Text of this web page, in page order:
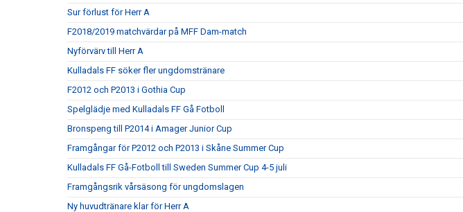
Sur förlust för Herr A
F2018/2019 matchvärdar på MFF Dam-match
Nyförvärv till Herr A
Kulladals FF söker fler ungdomstränare
F2012 och P2013 i Gothia Cup
Spelglädje med Kulladals FF Gå Fotboll
Bronspeng till P2014 i Amager Junior Cup
Framgångar för P2012 och P2013 i Skåne Summer Cup
Kulladals FF Gå-Fotboll till Sweden Summer Cup 4-5 juli
Framgångsrik vårsäsong för ungdomslagen
Ny huvudtränare klar för Herr A